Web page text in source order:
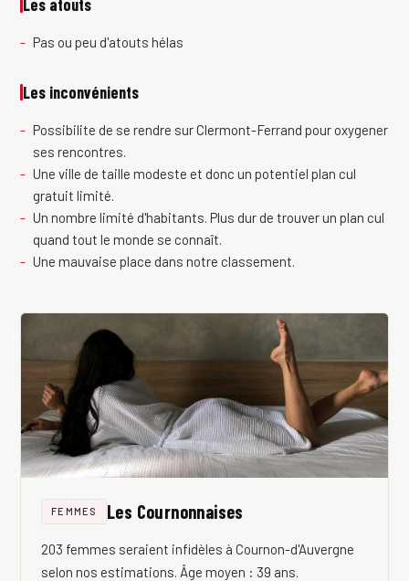
Les atouts
Pas ou peu d'atouts hélas
Les inconvénients
Possibilite de se rendre sur Clermont-Ferrand pour oxygener
ses rencontres.
Une ville de taille modeste et donc un potentiel plan cul
gratuit limité.
Un nombre limité d'habitants. Plus dur de trouver un plan cul
quand tout le monde se connaît.
Une mauvaise place dans notre classement.
FEMMES Les Cournonnaises
203 femmes seraient infidèles à Cournon-d'Auvergne
selon nos estimations. Âge moyen : 39 ans.